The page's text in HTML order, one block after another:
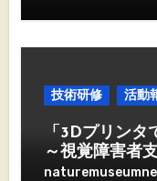
技術研修 活動
「3Dプリンタ
～視覚障害者
得する2日間